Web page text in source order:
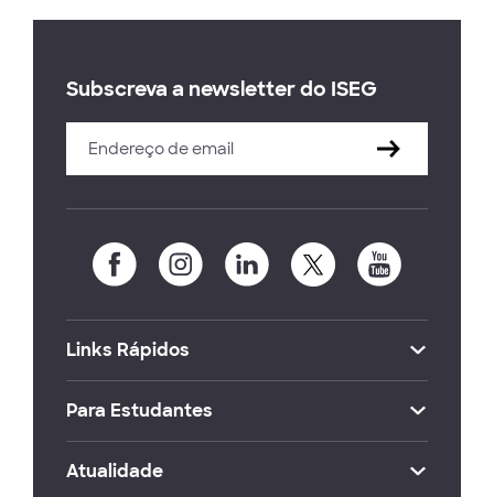
Subscreva a newsletter do ISEG
Links Rápidos
Para Estudantes
Atualidade